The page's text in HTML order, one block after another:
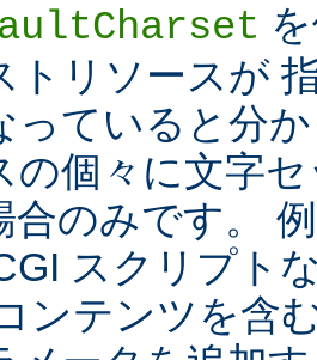
トリソースが
っていると分
の個々に文字
合のみです。
スクリプト
ンテンツを含